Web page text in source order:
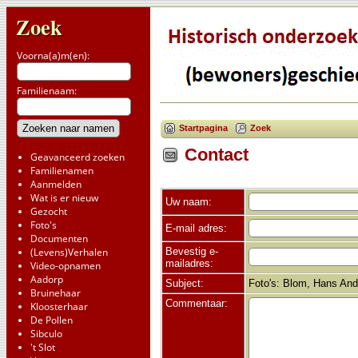
Zoek
Voorna(a)m(en):
Familienaam:
Geavanceerd zoeken
Familienamen
Aanmelden
Wat is er nieuw
Gezocht
Foto's
Documenten
(Levens)Verhalen
Video-opnamen
Aadorp
Bruinehaar
Kloosterhaar
De Pollen
Sibculo
't Slot
Startpagina Zoek
Contact
Uw naam:
E-mail adres:
Bevestig e-
mailadres:
Subject:
Foto's: Blom, Hans
Commentaar: